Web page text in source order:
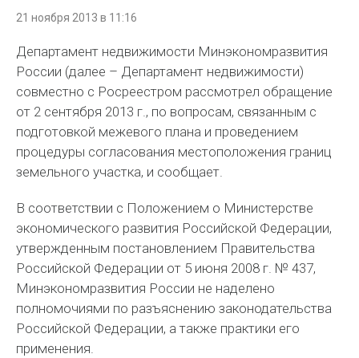
21 ноября 2013 в 11:16
Департамент недвижимости Минэкономразвития
России (далее – Департамент недвижимости)
совместно с Росреестром рассмотрел обращение
от 2 сентября 2013 г., по вопросам, связанным с
подготовкой межевого плана и проведением
процедуры согласования местоположения границ
земельного участка, и сообщает.
В соответствии с Положением о Министерстве
экономического развития Российской Федерации,
утвержденным постановлением Правительства
Российской Федерации от 5 июня 2008 г. № 437,
Минэкономразвития России не наделено
полномочиями по разъяснению законодательства
Российской Федерации, а также практики его
применения.